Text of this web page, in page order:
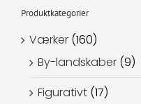
Produktkategorier
Værker (160)
By-landskaber (9)
Figurativt (17)